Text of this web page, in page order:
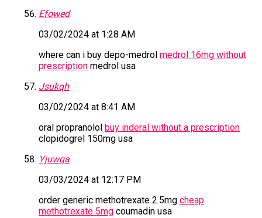
Efowed
03/02/2024 at 1:28 AM
where can i buy depo-medrol medrol 16mg without
prescriptionmedrol usa
Jsukqh
03/02/2024 at 8:41 AM
oral propranolol buy inderal without a prescription
clopidogrel 150mg usa
Yjuwqa
03/03/2024 at 12:17 PM
order generic methotrexate 2.5mg cheap
methotrexate 5mgcoumadin usa